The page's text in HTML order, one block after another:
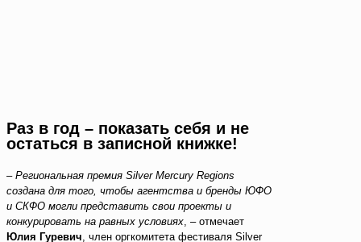
Раз в год – показать себя и не
остаться в записной книжке!
– Региональная премия Silver Mercury Regions
создана для того, чтобы агентства и бренды ЮФО
и СКФО могли представить свои проекты и
конкурировать на равных условиях, – отмечает
Юлия Гуревич, член оргкомитета фестиваля Silver